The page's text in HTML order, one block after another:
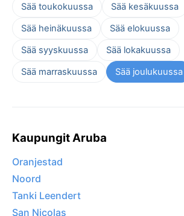
Sää toukokuussa
Sää kesäkuussa
Sää heinäkuussa
Sää elokuussa
Sää syyskuussa
Sää lokakuussa
Sää marraskuussa
Sää joulukuussa
Kaupungit Aruba
Oranjestad
Noord
Tanki Leendert
San Nicolas